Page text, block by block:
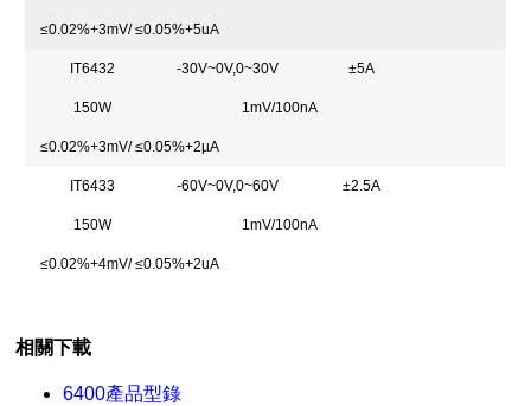
≤0.02%+3mV/ ≤0.05%+5uA
IT6432 -30V~0V,0~30V ±5A
150W 1mV/100nA
≤0.02%+3mV/ ≤0.05%+2µA
IT6433 -60V~0V,0~60V ±2.5A
150W 1mV/100nA
≤0.02%+4mV/ ≤0.05%+2uA
相關下載
6400產品型錄